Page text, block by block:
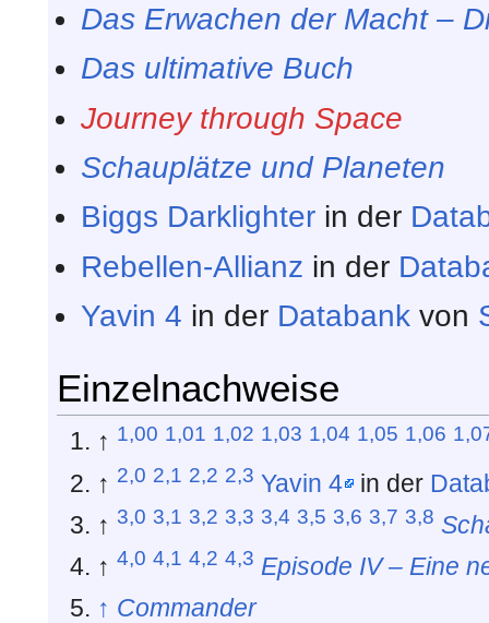
Das Erwachen der Macht –
Das ultimative Buch
Journey through Space
Schauplätze und Planeten
Biggs Darklighter in der
Rebellen-Allianz in der
Yavin 4 in der Databank von
Einzelnachweise
↑ 1,00 1,01 1,02 1,03 1,04 1,05 1,06
↑ 2,0 2,1 2,2 2,3 Yavin 4 in der
↑ 3,0 3,1 3,2 3,3 3,4 3,5 3,6 3,7 3,8
↑4,0 4,1 4,2 4,3 Episode IV – Eine
↑ Commander